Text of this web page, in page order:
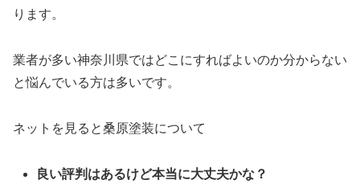
ります。
業者が多い神奈川県ではどこにすればよいのか分からない
と悩んでいる方は多いです。
ネットを見ると桑原塗装について
良い評判はあるけど本当に大丈夫かな？